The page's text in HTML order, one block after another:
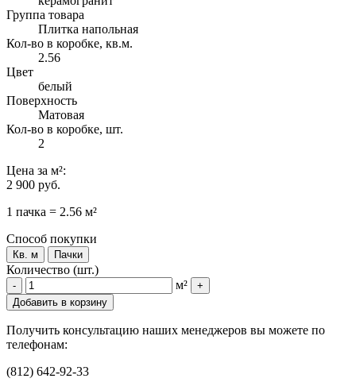
Группа товара
Плитка напольная
Кол-во в коробке, кв.м.
2.56
Цвет
белый
Поверхность
Матовая
Кол-во в коробке, шт.
2
Цена за м²:
2 900 руб.
1 пачка = 2.56 м²
Способ покупки
Кв. м Пачки
Количество (шт.)
- м²
+
Добавить в корзину
Получить консультацию наших менеджеров вы можете по
телефонам:
(812) 642-92-33